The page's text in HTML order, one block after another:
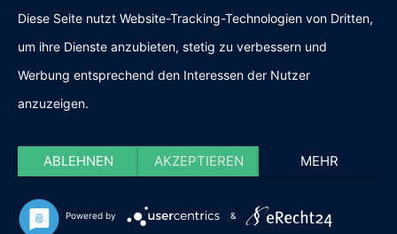
Diese Seite nutzt Website-Tracking-Technologien von Dritten,
um ihre Dienste anzubieten, stetig zu verbessern und
Werbung entsprechend den Interessen der Nutzer
anzuzeigen.
ABLEHNEN AKZEPTIEREN MEHR
Powered by &